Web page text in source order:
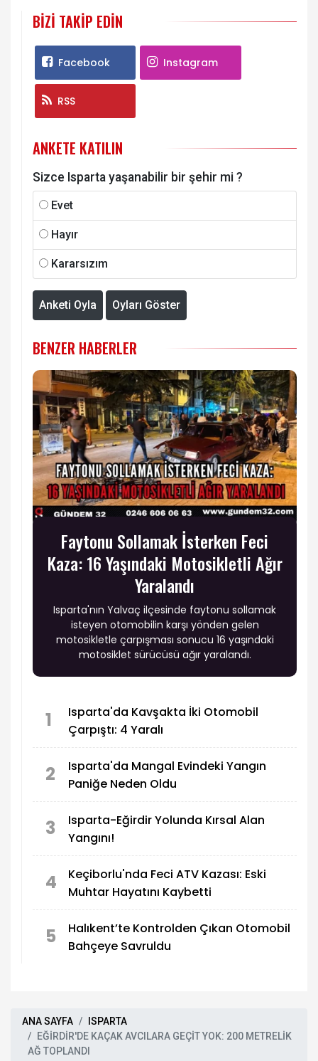
BIZI TAKIP EDIN
Facebook Instagram
RSS
ANKETE KATILIN
Sizce Isparta yaşanabilir bir şehir mi ?
Evet
Hayır
Kararsızım
Anketi Oyla Oyları Göster
BENZER HABERLER
Faytonu Sollamak İsterken Feci
Kaza: 16 Yaşındaki Motosikletli Ağır
Yaralandı
Isparta'nın Yalvaç ilçesinde faytonu sollamak
isteyen otomobilin karşı yönden gelen
motosikletle çarpışması sonucu 16 yaşındaki
motosiklet sürücüsü ağır yaralandı.
1
Isparta'da Kavşakta İki Otomobil
Çarpıştı: 4 Yaralı
2
Isparta'da Mangal Evindeki Yangın
Paniğe Neden Oldu
3
Isparta-Eğirdir Yolunda Kırsal Alan
Yangını!
4
Keçiborlu'nda Feci ATV Kazası: Eski
Muhtar Hayatını Kaybetti
5
Halıkent’te Kontrolden Çıkan Otomobil
Bahçeye Savruldu
ANA SAYFA
ISPARTA
EĞİRDİR'DE KAÇAK AVCILARA GEÇİT YOK: 200 METRELİK
AĞ TOPLANDI